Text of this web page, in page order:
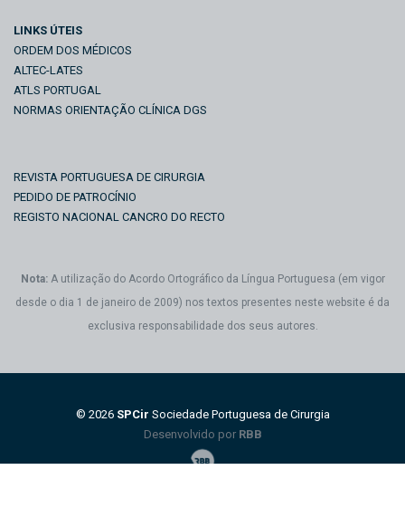
LINKS ÚTEIS
ORDEM DOS MÉDICOS
ALTEC-LATES
ATLS PORTUGAL
NORMAS ORIENTAÇÃO CLÍNICA DGS
REVISTA PORTUGUESA DE CIRURGIA
PEDIDO DE PATROCÍNIO
REGISTO NACIONAL CANCRO DO RECTO
Nota:A utilização do Acordo Ortográfico da Língua Portuguesa (em vigor
desde o dia 1 de janeiro de 2009) nos textos presentes neste website é da
exclusiva responsabilidade dos seus autores.
© 2026 SPCir Sociedade Portuguesa de Cirurgia
Desenvolvido por RBB